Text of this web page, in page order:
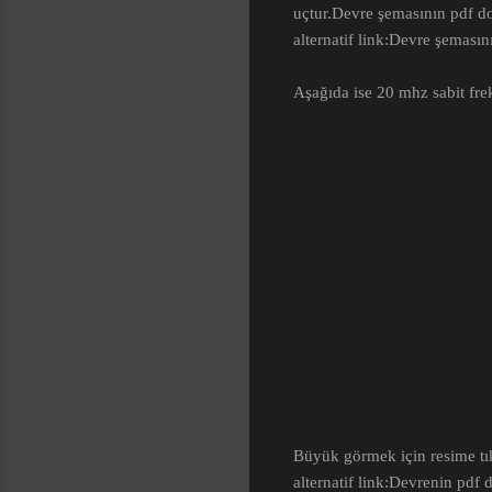
uçtur.Devre şemasının pdf
alternatif link:Devre
Aşağıda ise 20 mhz sabit
Büyük görmek için resime
alternatif link:Devrenin pdf